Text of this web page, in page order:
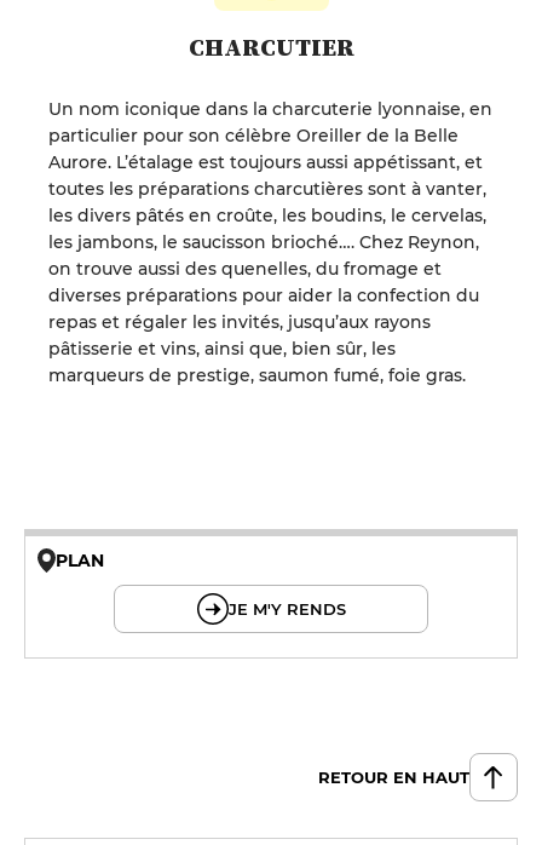
CHARCUTIER
Un nom iconique dans la charcuterie lyonnaise, en
particulier pour son célèbre Oreiller de la Belle
Aurore. L’étalage est toujours aussi appétissant, et
toutes les préparations charcutières sont à vanter,
les divers pâtés en croûte, les boudins, le cervelas,
les jambons, le saucisson brioché…. Chez Reynon,
on trouve aussi des quenelles, du fromage et
diverses préparations pour aider la confection du
repas et régaler les invités, jusqu’aux rayons
pâtisserie et vins, ainsi que, bien sûr, les
marqueurs de prestige, saumon fumé, foie gras.
PLAN
JE M'Y RENDS
RETOUR EN HAUT